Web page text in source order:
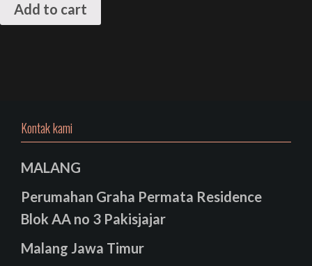
Add to cart
Kontak kami
MALANG
Perumahan Graha Permata Residence
Blok AA no 3 Pakisjajar
Malang Jawa Timur